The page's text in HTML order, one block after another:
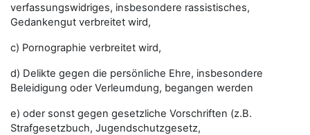
verfassungswidriges, insbesondere rassistisches,
Gedankengut verbreitet wird,
c) Pornographie verbreitet wird,
d) Delikte gegen die persönliche Ehre, insbesondere
Beleidigung oder Verleumdung, begangen werden
e) oder sonst gegen gesetzliche Vorschriften (z.B.
Strafgesetzbuch, Jugendschutzgesetz,